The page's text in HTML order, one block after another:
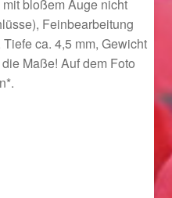
bloßem Auge nicht
Feinbearbeitung
ca. 4,5 mm, Gewicht
Maße! Auf dem Foto